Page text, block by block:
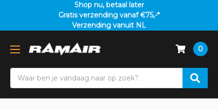
Shop nu, betaal later
Gratis verzending vanaf €75,-*
Verzending vanuit NL
0